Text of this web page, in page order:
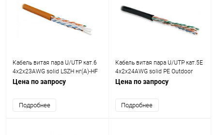
Кабель витая пара U/UTP кат.6
4х2х23AWG solid LSZH нг(А)-HF
UUTP4-C6-S23-IN-LSZH-OR-305
Цена по запросу
Подробнее
Кабель витая пара U/UTP кат.5E
4х2х24AWG solid PE Outdoor
UUTP4-C5E-S24-OUT-PE-BK-500
Цена по запросу
Подробнее